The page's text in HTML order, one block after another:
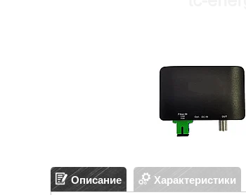
Описание Характеристики